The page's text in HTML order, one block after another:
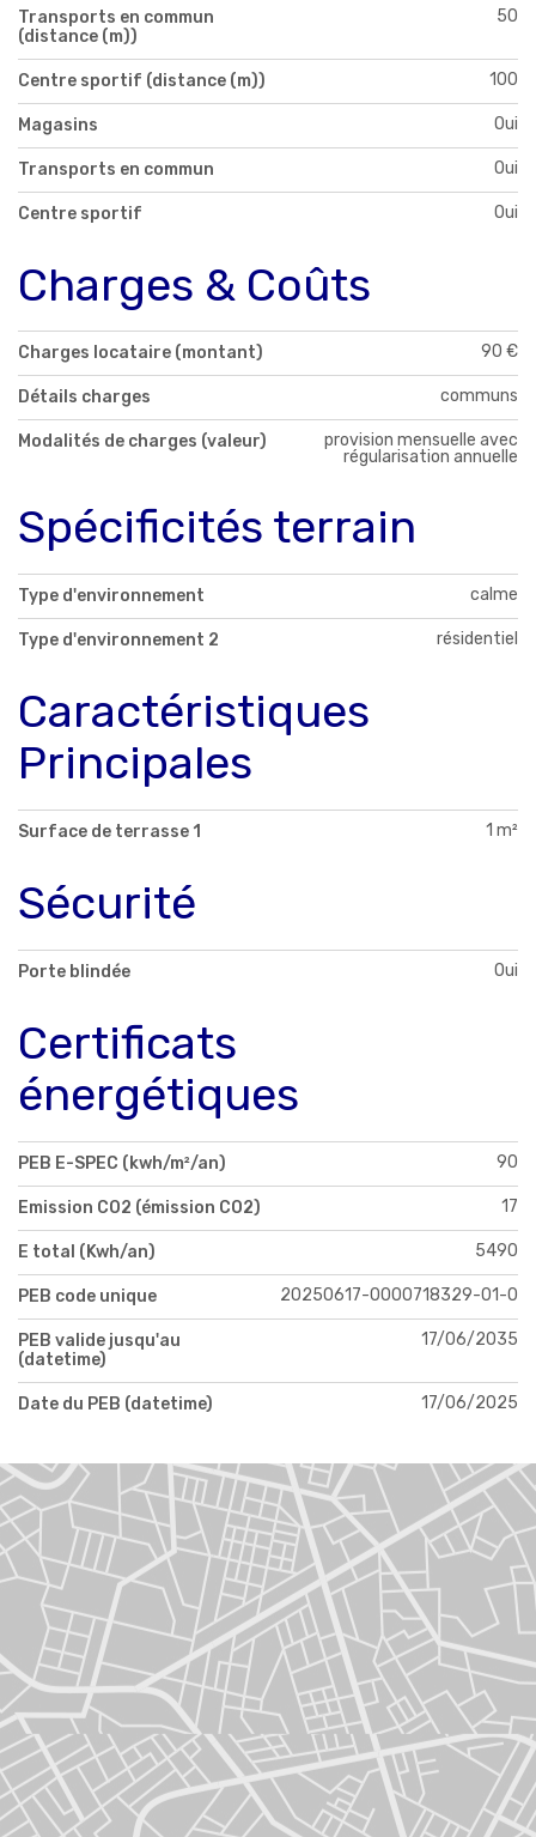
Transports en commun
(distance (m))
50
Centre sportif (distance (m)) 100
Magasins Oui
Transports en commun Oui
Centre sportif Oui
Charges & Coûts
Charges locataire (montant) 90 €
Détails charges communs
Modalités de charges (valeur)
provision mensuelle avec
régularisation annuelle
Spécificités terrain
Type d'environnement calme
Type d'environnement 2 résidentiel
Caractéristiques
Principales
Surface de terrasse 1 1 m²
Sécurité
Porte blindée Oui
Certificats
énergétiques
PEB E-SPEC (kwh/m²/an) 90
Emission CO2 (émission CO2) 17
E total (Kwh/an) 5490
PEB code unique 20250617-0000718329-01-0
PEB valide jusqu'au
(datetime)
17/06/2035
Date du PEB (datetime) 17/06/2025